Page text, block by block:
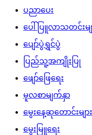
ပညာပေး
ပေါ်ပြူလာသတင်းမျ
ပျော်ပွဲရွှင်ပွဲ
ပြည်သူ့အကျိုးပြု
ဖျော်ဖြေရေး
မူလစာမျက်နှာ
မွေးနေ့ဆုတောင်းများ
မွေးမြူရေး